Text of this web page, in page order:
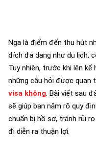
Nga là điểm đến thu hút
đích đa dạng như du lịch,
Tuy nhiên, trước khi lên
những câu hỏi được quan
visa không. Bài viết sau
sẽ giúp bạn nắm rõ quy
chuẩn bị hồ sơ, tránh rủi
đi diễn ra thuận lợi.